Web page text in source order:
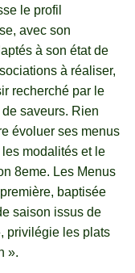
le profil
avec son
à son état de
à réaliser,
recherché par le
saveurs. Rien
évoluer ses menus
modalités et le
8eme. Les Menus
baptisée
saison issus de
privilégie les plats
».